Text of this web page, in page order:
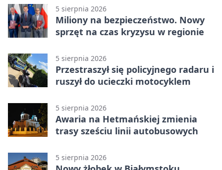
5 sierpnia 2026
Miliony na bezpieczeństwo. Nowy
sprzęt na czas kryzysu w regionie
5 sierpnia 2026
Przestraszył się policyjnego radaru i
ruszył do ucieczki motocyklem
5 sierpnia 2026
Awaria na Hetmańskiej zmienia
trasy sześciu linii autobusowych
5 sierpnia 2026